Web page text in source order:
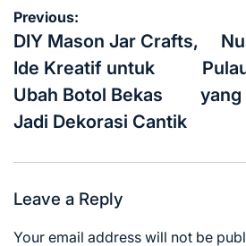
Post
navigation
Previous:
DIY Mason Jar Crafts,
Ide Kreatif untuk
Ubah Botol Bekas
Jadi Dekorasi Cantik
yang
Leave a Reply
Your email address will not be